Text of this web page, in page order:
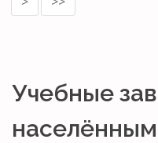
Учебные